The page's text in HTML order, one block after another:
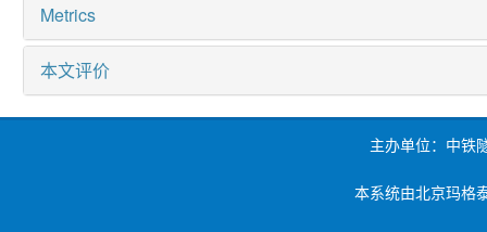
Metrics
本文评价
主办单位：中铁
本系统由北京玛格